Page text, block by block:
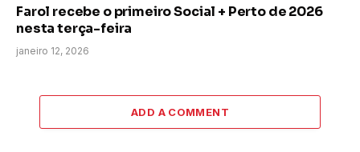
Farol recebe o primeiro Social + Perto de 2026
nesta terça-feira
janeiro 12, 2026
ADD A COMMENT